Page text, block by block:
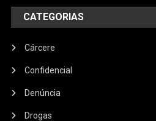
CATEGORIAS
Cárcere
Confidencial
Denúncia
Drogas